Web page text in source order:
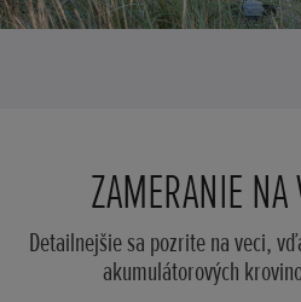
ZAMERANIE NA
Detailnejšie sa pozrite na veci,
akumulátorových